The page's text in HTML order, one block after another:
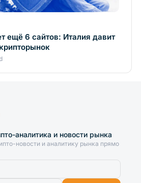
ещё 6 сайтов: Италия давит
аналитика и новости рынка
новости и аналитику рынка прямо